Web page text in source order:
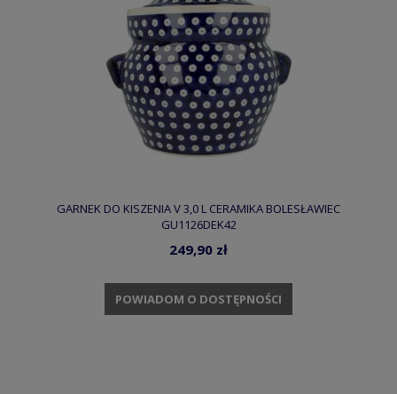
GARNEK DO KISZENIA V 3,0 L CERAMIKA BOLESŁAWIEC
GU1126DEK42
249,90 zł
POWIADOM O DOSTĘPNOŚCI